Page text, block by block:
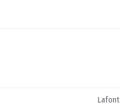
Lafont